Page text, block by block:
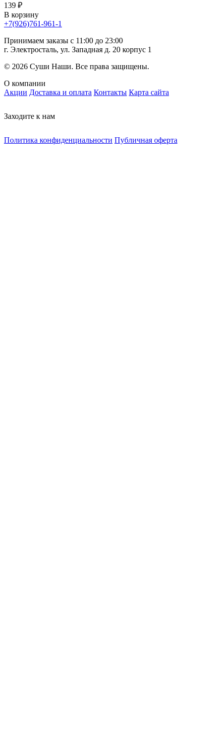
139 ₽
В корзину
+7(926)761-961-1
Принимаем заказы с 11:00 до 23:00
г. Электросталь, ул. Западная д. 20 корпус 1
© 2026 Суши Наши. Все права защищены.
О компании
Акции Доставка и оплата Контакты Карта сайта
Заходите к нам
Политика конфиденциальности Публичная оферта